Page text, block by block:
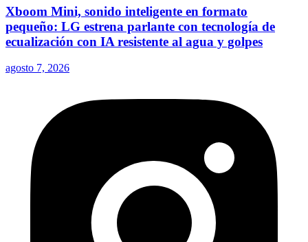
Xboom Mini, sonido inteligente en formato
pequeño: LG estrena parlante con tecnología de
ecualización con IA resistente al agua y golpes
agosto 7, 2026